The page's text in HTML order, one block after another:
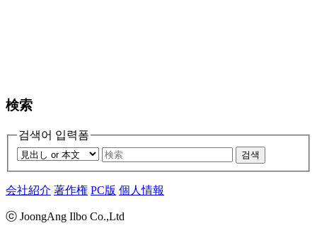
検索
검색어 입력폼
검색
会社紹介 著作権 PC版 個人情報
ⓒ JoongAng Ilbo Co.,Ltd